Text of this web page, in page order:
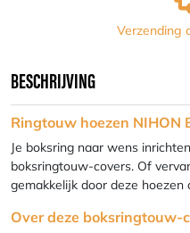
Verzending
BESCHRIJVING
Ringtouw hoezen NIHON
Je boksring naar wens
boksringtouw-covers. Of
gemakkelijk door deze
Over deze boksringtouw-